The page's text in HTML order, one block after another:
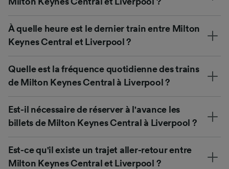
À quelle heure est le dernier train entre Milton
Keynes Central et Liverpool ?
Quelle est la fréquence quotidienne des trains
de Milton Keynes Central à Liverpool ?
Est-il nécessaire de réserver à l'avance les
billets de Milton Keynes Central à Liverpool ?
Est-ce qu'il existe un trajet aller-retour entre
Milton Keynes Central et Liverpool ?